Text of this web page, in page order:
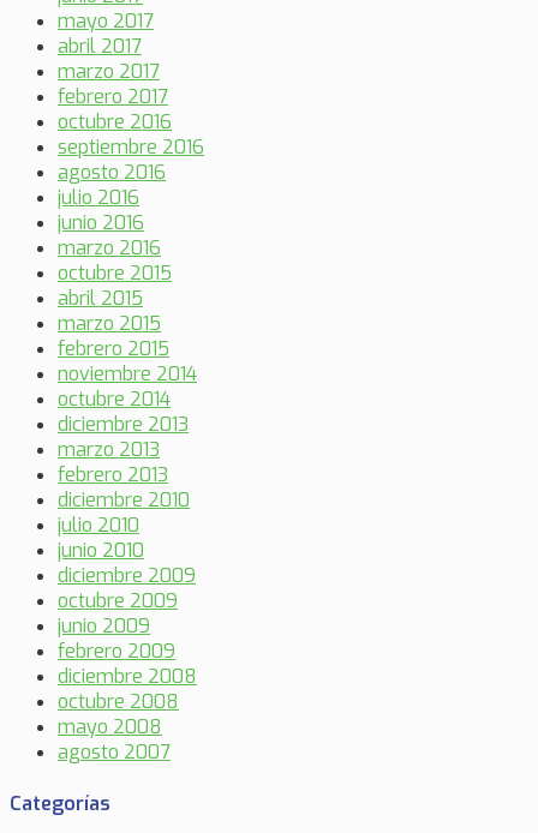
mayo 2017
abril 2017
marzo 2017
febrero 2017
octubre 2016
septiembre 2016
agosto 2016
julio 2016
junio 2016
marzo 2016
octubre 2015
abril 2015
marzo 2015
febrero 2015
noviembre 2014
octubre 2014
diciembre 2013
marzo 2013
febrero 2013
diciembre 2010
julio 2010
junio 2010
diciembre 2009
octubre 2009
junio 2009
febrero 2009
diciembre 2008
octubre 2008
mayo 2008
agosto 2007
Categorías